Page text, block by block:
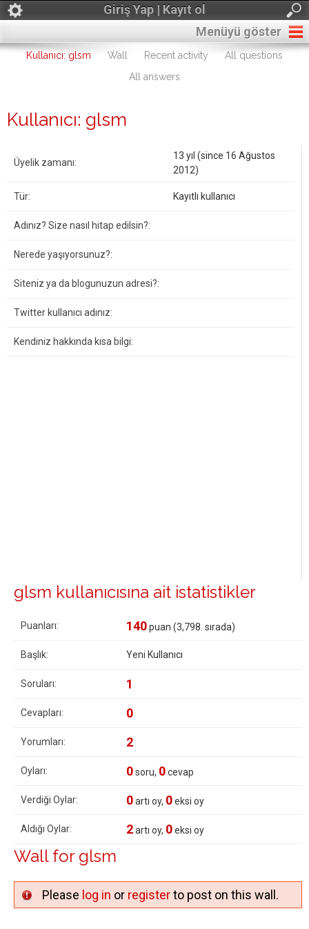
Giriş Yap | Kayıt ol
Menüyü göster
Kullanıcı: glsm Wall Recent activity
All questions
All answers
Kullanıcı: glsm
Üyelik zamanı:
13 yıl (since 16 Ağustos
2012)
Tür: Kayıtlı kullanıcı
Adınız? Size nasıl hitap edilsin?:
Nerede yaşıyorsunuz?:
Siteniz ya da blogunuzun adresi?:
Twitter kullanıcı adınız:
Kendiniz hakkında kısa bilgi:
glsm kullanıcısına ait istatistikler
Puanları: 140puan (3,798 . sırada)
Başlık: Yeni Kullanıcı
Soruları: 1
Cevapları: 0
Yorumları: 2
Oyları: 0soru, 0cevap
Verdiği Oylar: 0artı oy, 0eksi oy
Aldığı Oylar: 2artı oy, 0eksi oy
Wall for glsm
Please log in or registerto post on this wall.